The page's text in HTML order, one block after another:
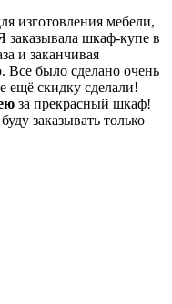
изготовления мебели,
шкаф-купе в
и заканчивая
было сделано очень
ещё скидку сделали!
за прекрасный шкаф!
заказывать только